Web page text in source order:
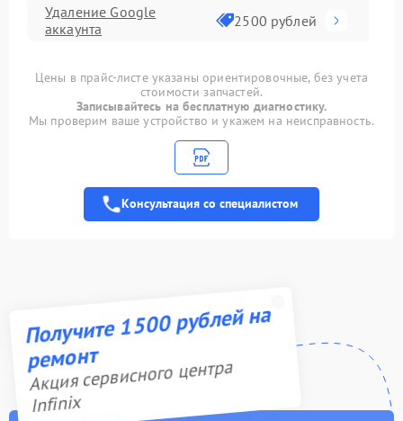
Удаление Google
аккаунта
2500 рублей
блокировки экрана
1500 рублей
Сохранение данных 1500 рублей
Замена слота SIM 2000 рублей
Замена микрофона 2000 рублей
Замена стекла с
дисплеем
Замена стекла задней
1500 рублей
Цены в прайс-листе указаны ориентировочные, без учета
стоимости запчастей.
Записывайтесь на бесплатную диагностику.
Мы проверим ваше устройство и укажем на неисправность.
Консультация со специалистом
Получите 1500 рублей на
ремонт
Акция сервисного центра
Infinix